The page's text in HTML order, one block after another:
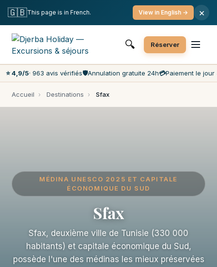
Annulation gratuite
Prix les moins chers du marché
Service client 7j/7
🔍 Réserver
⭐ 4,9/5· 963 avis vérifiés🛡️Annulation gratuite 24h💳Paiement le jour
Accueil › Destinations › Sfax
MÉDINA UNESCO 2025 ET CAPITALE
ÉCONOMIQUE DU SUD
Sfax
Sfax, deuxième ville de Tunisie (330 000
habitants) et capitale économique du Sud,
possède l'une des médinas les mieux préservées
🇬🇧This page is in French. View in English → ×